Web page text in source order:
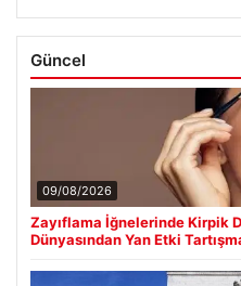
Güncel
09/08/2026
Zayıflama İğnelerinde Kirpik
Dünyasından Yan Etki